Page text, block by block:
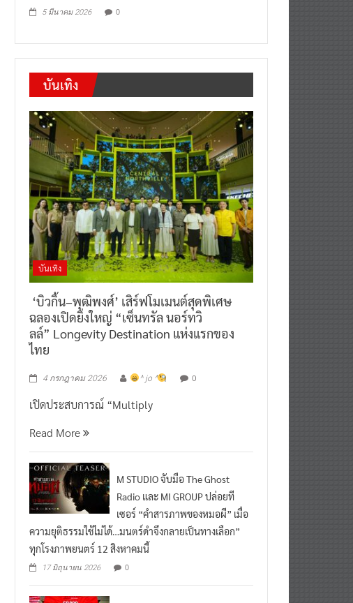
5 มีนาคม 2026 0
บันเทิง
บันเทิง
‘บิวกิ้น–พุฒิพงศ์’ เสิร์ฟโมเมนต์สุดพิเศษ
ฉลองเปิดยิ่งใหญ่ “เซ็นทรัล นอร์ทวิ
ลล์” Longevity Destination แห่งแรกของ
ไทย
4 กรกฎาคม 2026 ^ jo ^ 0
เปิดประสบการณ์ “Multiply
Read More
M STUDIO จับมือ The Ghost
Radio และ MI GROUP ปล่อยที
เซอร์ “คำสารภาพของหมอผี” เมื่อ
ความยุติธรรมใช้ไม่ได้…มนตร์ดำจึงกลายเป็นทางเลือก”
ทุกโรงภาพยนตร์ 12 สิงหาคมนี้
17 มิถุนายน 2026 0